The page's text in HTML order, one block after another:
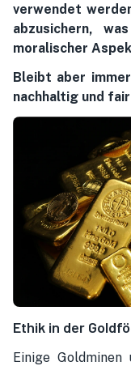
verwendet
abzusichern,
moralischer
Bleibt aber
nachhaltig und
Ethik in der
Einige